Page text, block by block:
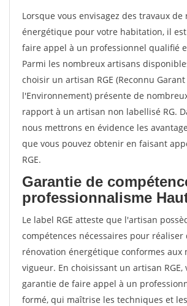
Lorsque vous envisagez des travaux de
énergétique pour votre habitation, il
faire appel à un professionnel qualifié
Parmi les nombreux artisans
choisir un artisan RGE (Reconnu Garant
l'Environnement) présente de
rapport à un artisan non labellisé RG.
nous mettrons en évidence les
que vous pouvez obtenir en faisant
RGE.
Garantie de
professionnalisme
Le label RGE atteste que l'artisan
compétences nécessaires pour réaliser
rénovation énergétique conformes aux
vigueur. En choisissant un artisan RGE,
garantie de faire appel à un
formé, qui maîtrise les techniques et